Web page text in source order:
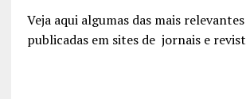
Veja aqui algumas das mais
publicadas em sites de jornais e